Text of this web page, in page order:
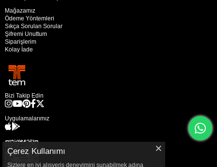
Mağazamız
Ödeme Yöntemleri
Sıkça Sorulan Sorular
Şifremi Unuttum
Siparişlerim
Kolay İade
Bizi Takip Edin
Uygulamalarımız
Çerez Kullanımı
Sizlere en iyi alışveriş deneyimini sunabilmek adına